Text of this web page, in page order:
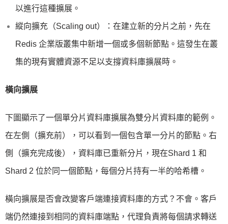
以進行這種擴展。
縱向擴充（Scaling out）：在建立新的分片之前，先在
Redis 企業版叢集中新增一個或多個新節點。這發生在叢
集的現有實體資源不足以支撐資料庫擴展時。
橫向擴展
下圖顯示了一個單分片資料庫擴展為雙分片資料庫的範例。
在左側（擴充前），可以看到一個包含單一分片的節點。右
側（擴充完成後），資料庫已重新分片，現在Shard 1 和
Shard 2 位於同一個節點，每個分片持有一半的哈希槽。
橫向擴展是否會改變客戶端連接資料庫的方式？不會。客戶
端仍然連接到相同的資料庫端點，代理負責將每個請求轉送